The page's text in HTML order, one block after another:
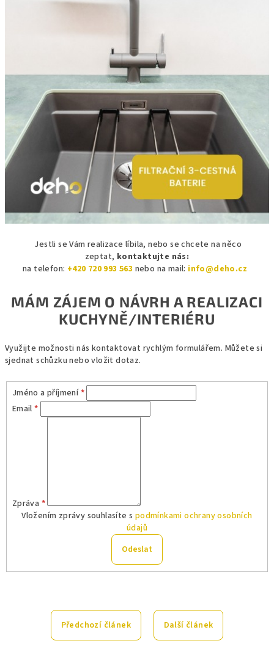
Jestli se Vám realizace líbila, nebo se chcete na něco
zeptat, kontaktujte nás:
na telefon: +420 720 993 563 nebo na mail: info@deho.cz
MÁM ZÁJEM O NÁVRH A REALIZACI
KUCHYNĚ/INTERIÉRU
Využijte možnosti nás kontaktovat rychlým formulářem. Můžete si
sjednat schůzku nebo vložit dotaz.
Jméno a příjmení*
Email*
Zpráva *
Vložením zprávy souhlasíte s podmínkami ochrany osobních
údajů
Předchozí článek Další článek